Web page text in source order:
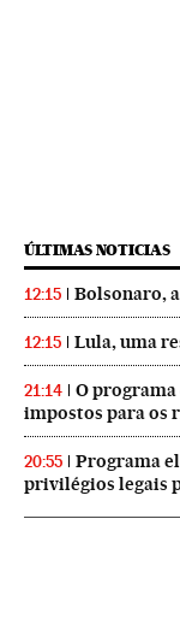
ÚLTIMAS NOTICIAS
12:15 Bolsonaro,
12:15 Lula, uma
21:14
O
impostos para os
20:55
Programa
privilégios legais